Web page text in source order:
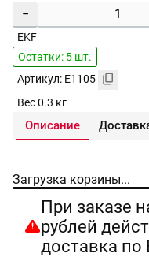
−
EKF
Остатки: 5 шт.
Артикул: E1105
Вес 0.3 кг
Описание
Загрузка корзины...
При заказе
рублей
доставка по